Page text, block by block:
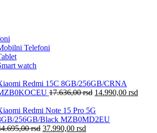
Telefoni
watch
Redmi 15C 8GB/256GB/CRNA
17.636,00rsd 14.990,00 rsd
Redmi Note 15 Pro 5G
256GB/Black MZB0MD2EU
rsd 37.990,00 rsd